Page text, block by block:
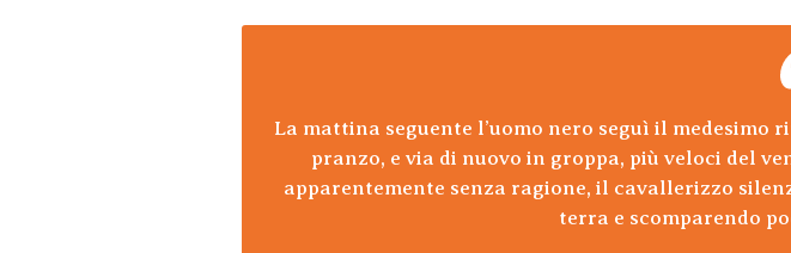
La mattina seguente l’uomo nero seguì il
pranzo, e via di nuovo in groppa, più veloci del
apparentemente senza ragione, il cavallerizzo
terra e scomparendo